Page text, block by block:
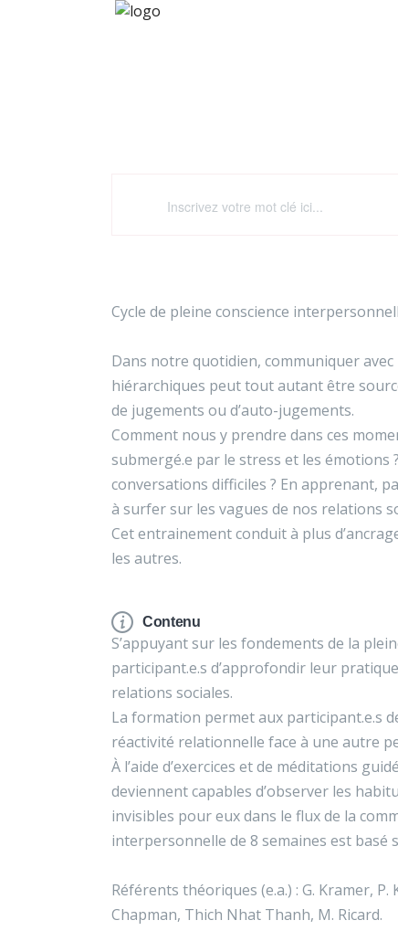
Cycle de pleine conscience
Dans notre quotidien, communiquer
hiérarchiques peut tout autant être
de jugements ou d’auto-jugements.
Comment nous y prendre dans ces
submergé.e par le stress et les émotions
conversations difficiles ? En apprenant,
à surfer sur les vagues de nos relations
Cet entrainement conduit à plus
les autres.
Contenu
S’appuyant sur les fondements de la
participant.e.s d’approfondir leur
relations sociales.
La formation permet aux participant.e.s
réactivité relationnelle face à une autre
À l’aide d’exercices et de méditations
deviennent capables d’observer les
invisibles pour eux dans le flux de la
interpersonnelle de 8 semaines est basé
Référents théoriques (e.a.) : G. Kramer, P.
Chapman, Thich Nhat Thanh, M. Ricard.